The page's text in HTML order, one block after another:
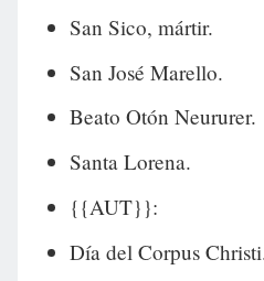
San Sico, mártir.
San José Marello.
Beato Otón Neururer.
Santa Lorena.
{{AUT}}:
Día del Corpus